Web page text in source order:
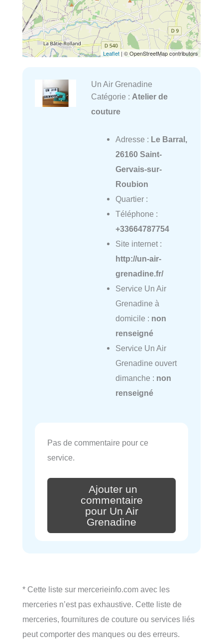
Leaflet | © OpenStreetMap contributors
Un Air Grenadine
Catégorie : Atelier de
couture
Adresse : Le Barral,
26160 Saint-
Gervais-sur-
Roubion
Quartier :
Téléphone :
+33664787754
Site internet :
http://un-air-
grenadine.fr/
Service Un Air
Grenadine à
domicile : non
renseigné
Service Un Air
Grenadine ouvert
dimanche : non
renseigné
Pas de commentaire pour ce
service.
Ajouter un
commentaire
pour Un Air
Grenadine
* Cette liste sur mercerieinfo.com avec les
merceries n’est pas exhaustive. Cette liste de
merceries, fournitures de couture ou services liés
peut comporter des manques ou des erreurs.